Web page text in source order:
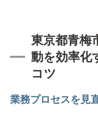
東京都青梅
動を効率化
コツ
業務プロセスを見